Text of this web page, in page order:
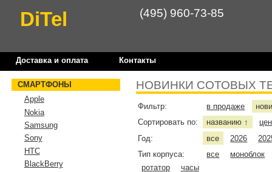
DiTel (495) 960-73-85
Доставка и оплата Контакты
НОВИНКИ СОТОВЫХ
Фильтр: в продаже
Сортировать по:
названию ↑
Год:
все 2026
Тип корпуса:
все
моноблок
ротатор
часы
СМАРТФОНЫ
Apple
Nokia
Samsung
Sony
HTC
BlackBerry